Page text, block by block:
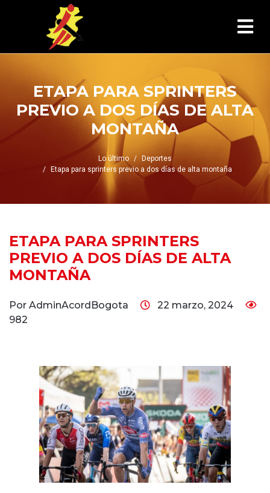
ETAPA PARA SPRINTERS
PREVIO A DOS DÍAS DE ALTA
MONTAÑA
Lo último
Deportes
Etapa para sprinters previo a dos días de alta montaña
ETAPA PARA SPRINTERS
PREVIO A DOS DÍAS DE ALTA
MONTAÑA
Por AdminAcordBogota
22 marzo, 2024
982